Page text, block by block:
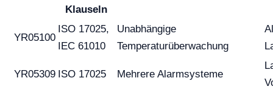
Klauseln
YR05100
ISO 17025,
IEC 61010
Unabhängige
Temperaturüberwachung
YR05309 ISO 17025 Mehrere Alarmsysteme